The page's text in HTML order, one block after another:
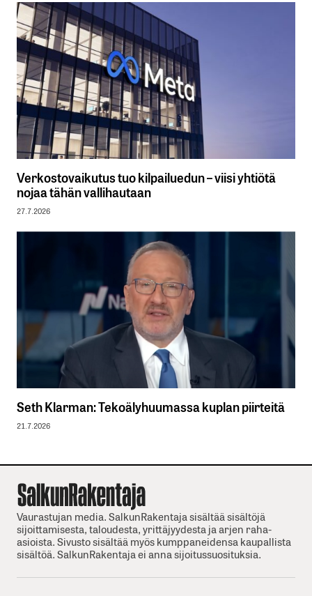
Verkostovaikutus tuo kilpailuedun – viisi yhtiötä
nojaa tähän vallihautaan
27.7.2026
Seth Klarman: Tekoälyhuumassa kuplan piirteitä
21.7.2026
Vaurastujan media. SalkunRakentaja sisältää sisältöjä
sijoittamisesta, taloudesta, yrittäjyydesta ja arjen raha-
asioista. Sivusto sisältää myös kumppaneidensa kaupallista
sisältöä. SalkunRakentaja ei anna sijoitussuosituksia.